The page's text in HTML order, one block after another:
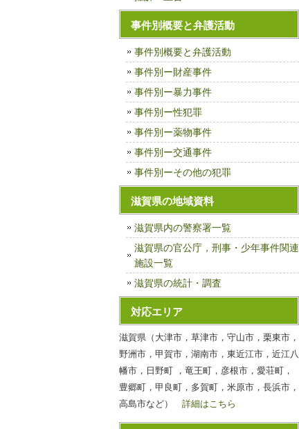
事件別概要と弁護活動
事件別概要と弁護活動
事件別ー財産事件
事件別ー暴力事件
事件別ー性犯罪
事件別ー薬物事件
事件別ー交通事件
事件別ーその他の犯罪
滋賀県の地域資料
滋賀県内の警察署一覧
滋賀県の官公庁，刑事・少年事件関連
施設一覧
滋賀県の統計・調査
対応エリア
滋賀県（大津市，草津市，守山市，栗東市，
野洲市，甲賀市，湖南市，東近江市，近江八
幡市，日野町 ，竜王町，彦根市，愛荘町，
豊郷町，甲良町，多賀町，米原市，長浜市，
高島市など） 詳細はこちら